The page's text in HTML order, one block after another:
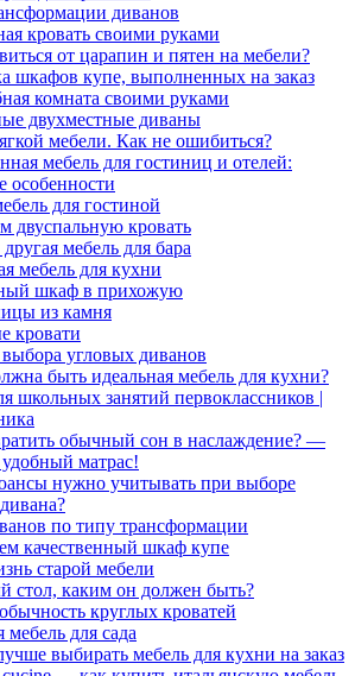
диванов
кровать своими руками
от царапин и пятен на мебели?
шкафов купе, выполненных на заказ
комната своими руками
двухместные диваны
мебели. Как не ошибиться?
мебель для гостиниц и отелей:
особенности
для гостиной
двуспальную кровать
мебель для бара
мебель для кухни
шкаф в прихожую
из камня
кровати
угловых диванов
быть идеальная мебель для кухни?
школьных занятий первоклассников |
обычный сон в наслаждение? —
матрас!
нужно учитывать при выборе
по типу трансформации
качественный шкаф купе
старой мебели
стол, каким он должен быть?
круглых кроватей
мебель для сада
выбирать мебель для кухни на заказ